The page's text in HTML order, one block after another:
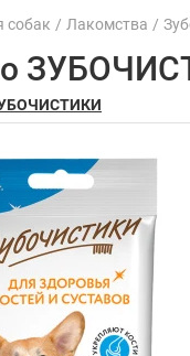
собак Лакомства